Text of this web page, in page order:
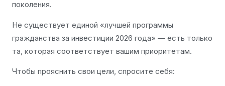
поколения.
Не существует единой «лучшей программы
гражданства за инвестиции 2026 года» — есть только
та, которая соответствует вашим приоритетам.
Чтобы прояснить свои цели, спросите себя: